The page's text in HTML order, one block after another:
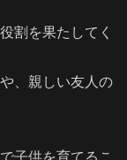
割を果たしてく
、親しい友人の
子供を育てるこ